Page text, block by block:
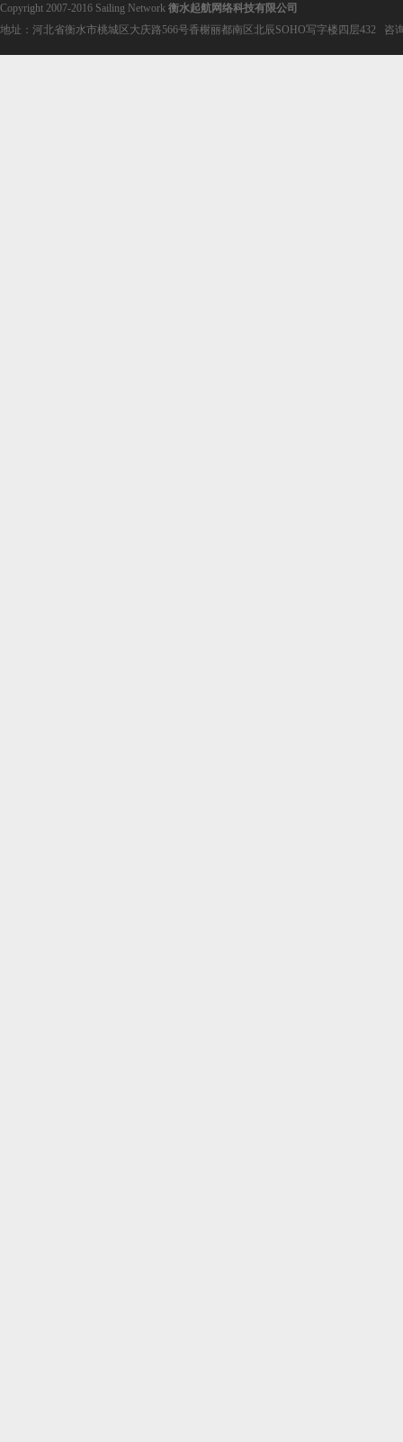
Copyright 2007-2016 Sailing Network 衡水起航网络科技有限公司
地址：河北省衡水市桃城区大庆路566号香榭丽都南区北辰SOHO写字楼四层432